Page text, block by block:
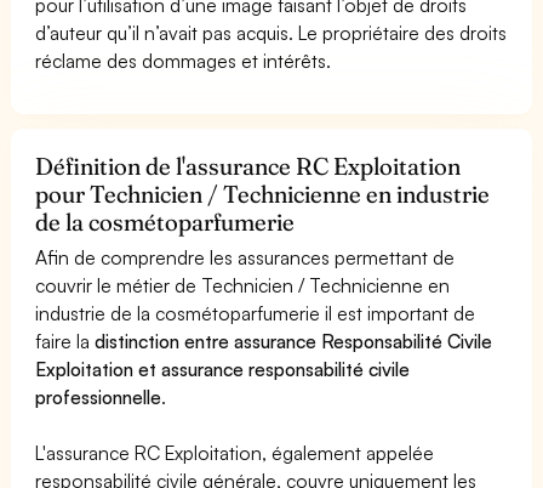
d’auteur qu’il n’avait pas acquis. Le propriétaire des droits
réclame des dommages et intérêts.
Définition de l'assurance RC Exploitation
pour Technicien / Technicienne en industrie
de la cosmétoparfumerie
Afin de comprendre les assurances permettant de
couvrir le métier de Technicien / Technicienne en
industrie de la cosmétoparfumerie il est important de
faire ladistinction entre assurance Responsabilité Civile
Exploitation et assurance responsabilité civile
professionnelle.
L'assurance RC Exploitation, également appelée
responsabilité civile générale, couvre uniquement les